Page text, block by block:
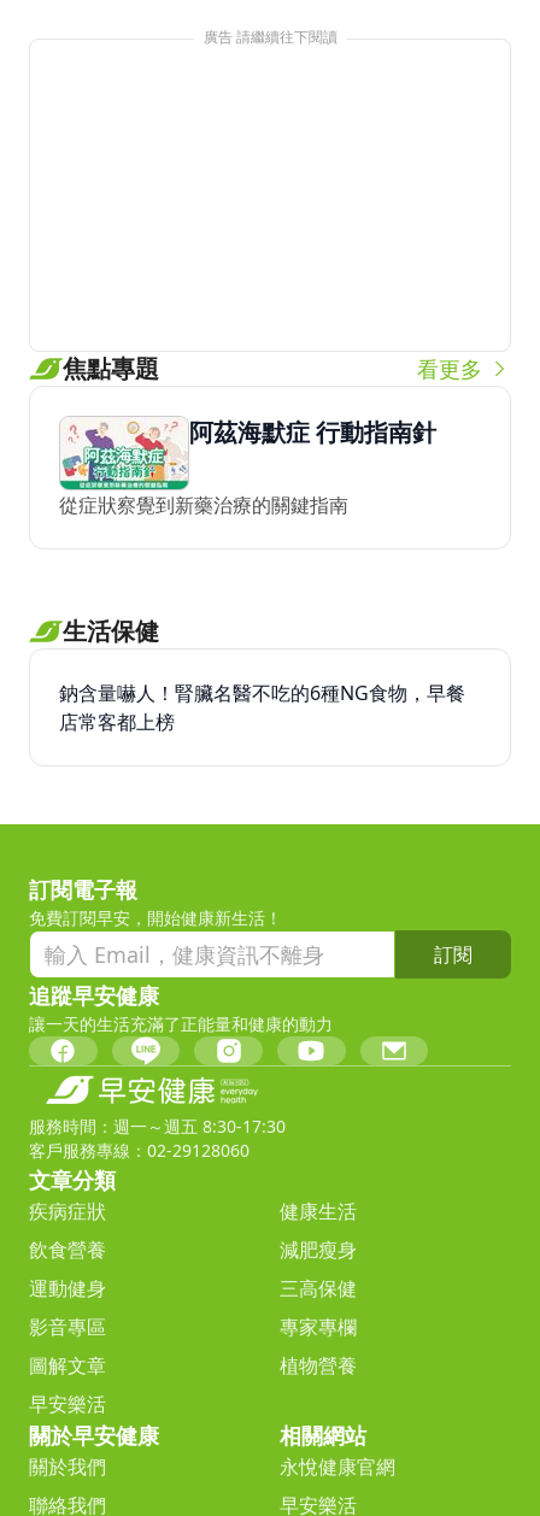
推薦文章
廣告 請繼續往下閱讀
焦點專題 看更多
阿茲海默症 行動指南針
從症狀察覺到新藥治療的關鍵指南
生活保健
鈉含量嚇人！腎臟名醫不吃的6種NG食物，早餐
店常客都上榜
訂閱電子報
免費訂閱早安，開始健康新生活！
訂閱
追蹤早安健康
讓一天的生活充滿了正能量和健康的動力
服務時間：週一～週五 8:30-17:30
客戶服務專線：02-29128060
文章分類
疾病症狀
健康生活
飲食營養
減肥瘦身
運動健身
三高保健
影音專區
專家專欄
圖解文章
植物營養
早安樂活
關於早安健康
關於我們
聯絡我們
相關網站
永悅健康官網
早安樂活